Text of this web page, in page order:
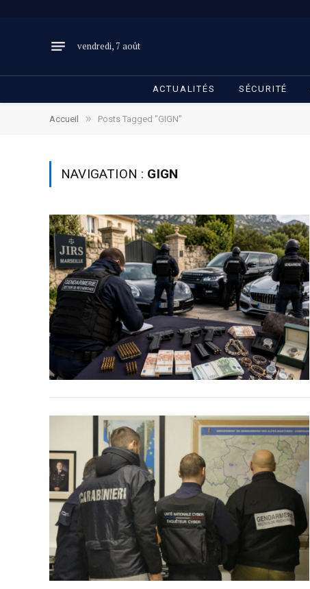
vendredi, 7 août
ACTUALITÉS SÉCURITÉ
Accueil » Posts Tagged "GIGN"
NAVIGATION : GIGN